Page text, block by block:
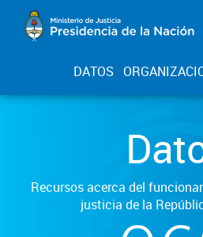
DATOS
Recursos acerca del
justicia de la